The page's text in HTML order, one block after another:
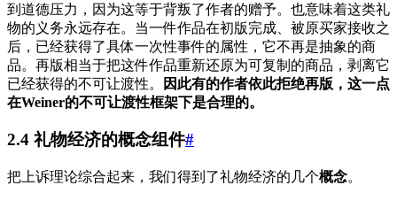
到道德压力，因为这等于背叛了作者的赠予。也意味着这类礼
物的义务永远存在。当一件作品在初版完成、被原买家接收之
后，已经获得了具体一次性事件的属性，它不再是抽象的商
品。再版相当于把这件作品重新还原为可复制的商品，剥离它
已经获得的不可让渡性。
因此有的作者依此拒绝再版，这一点
在Weiner的不可让渡性框架下是合理的。
2.4 礼物经济的概念组件#
把上诉理论综合起来，我们得到了礼物经济的几个概念。